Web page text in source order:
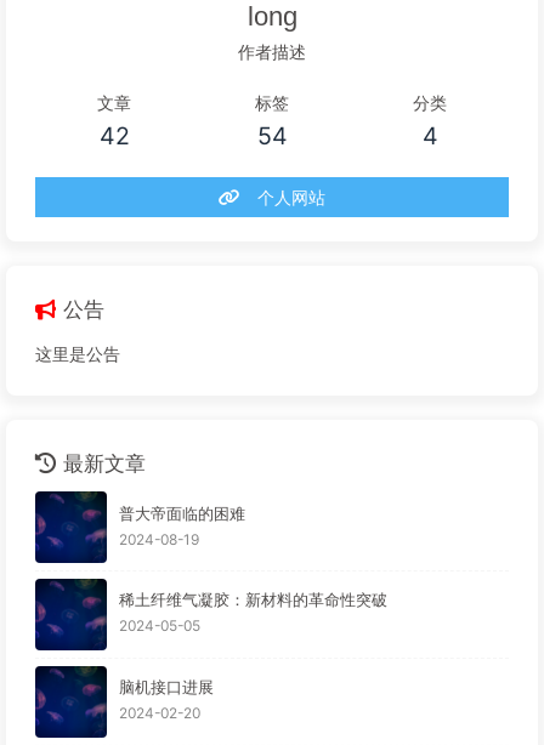
long
作者描述
文章
42
标签
54
分类
4
个人网站
公告
这里是公告
最新文章
普大帝面临的困难
2024-08-19
稀土纤维气凝胶：新材料的革命性突破
2024-05-05
脑机接口进展
2024-02-20